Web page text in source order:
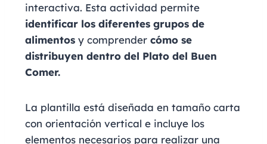
interactiva. Esta actividad permite
identificar los diferentes grupos de
alimentos y comprender cómo se
distribuyen dentro del Plato del Buen
Comer.
La plantilla está diseñada en tamaño carta
con orientación vertical e incluye los
elementos necesarios para realizar una